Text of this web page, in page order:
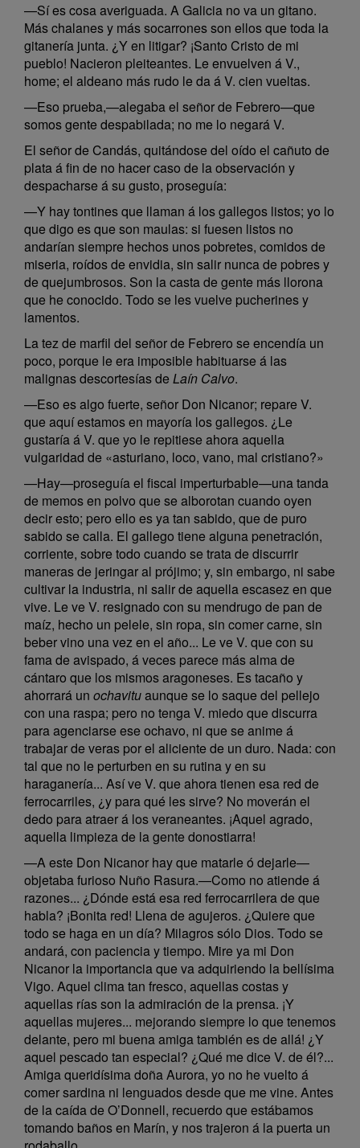
—Sí es cosa averiguada. A Galicia no va un gitano.
Más chalanes y más socarrones son ellos que toda la
gitanería junta. ¿Y en litigar? ¡Santo Cristo de mi
pueblo! Nacieron pleiteantes. Le envuelven á V.,
home; el aldeano más rudo le da á V. cien vueltas.
—Eso prueba,—alegaba el señor de Febrero—que
somos gente despabilada; no me lo negará V.
El señor de Candás, quitándose del oído el cañuto de
plata á fin de no hacer caso de la observación y
despacharse á su gusto, proseguía:
—Y hay tontines que llaman á los gallegos listos; yo lo
que digo es que son maulas: si fuesen listos no
andarían siempre hechos unos pobretes, comidos de
miseria, roídos de envidia, sin salir nunca de pobres y
de quejumbrosos. Son la casta de gente más llorona
que he conocido. Todo se les vuelve pucherines y
lamentos.
La tez de marfil del señor de Febrero se encendía un
poco, porque le era imposible habituarse á las
malignas descortesías de Laín Calvo.
—Eso es algo fuerte, señor Don Nicanor; repare V.
que aquí estamos en mayoría los gallegos. ¿Le
gustaría á V. que yo le repitiese ahora aquella
vulgaridad de «asturiano, loco, vano, mal cristiano?»
—Hay—proseguía el fiscal imperturbable—una tanda
de memos en polvo que se alborotan cuando oyen
decir esto; pero ello es ya tan sabido, que de puro
sabido se calla. El gallego tiene alguna penetración,
corriente, sobre todo cuando se trata de discurrir
maneras de jeringar al prójimo; y, sin embargo, ni sabe
cultivar la industria, ni salir de aquella escasez en que
vive. Le ve V. resignado con su mendrugo de pan de
maíz, hecho un pelele, sin ropa, sin comer carne, sin
beber vino una vez en el año... Le ve V. que con su
fama de avispado, á veces parece más alma de
cántaro que los mismos aragoneses. Es tacaño y
ahorrará un ochavituaunque se lo saque del pellejo
con una raspa; pero no tenga V. miedo que discurra
para agenciarse ese ochavo, ni que se anime á
trabajar de veras por el aliciente de un duro. Nada: con
tal que no le perturben en su rutina y en su
haraganería... Así ve V. que ahora tienen esa red de
ferrocarriles, ¿y para qué les sirve? No moverán el
dedo para atraer á los veraneantes. ¡Aquel agrado,
aquella limpieza de la gente donostiarra!
—A este Don Nicanor hay que matarle ó dejarle—
objetaba furioso Nuño Rasura.—Como no atiende á
razones... ¿Dónde está esa red ferrocarrilera de que
habla? ¡Bonita red! Llena de agujeros. ¿Quiere que
todo se haga en un día? Milagros sólo Dios. Todo se
andará, con paciencia y tiempo. Mire ya mi Don
Nicanor la importancia que va adquiriendo la bellísima
Vigo. Aquel clima tan fresco, aquellas costas y
aquellas rías son la admiración de la prensa. ¡Y
aquellas mujeres... mejorando siempre lo que tenemos
delante, pero mi buena amiga también es de allá! ¿Y
aquel pescado tan especial? ¿Qué me dice V. de él?...
Amiga queridísima doña Aurora, yo no he vuelto á
comer sardina ni lenguados desde que me vine. Antes
de la caída de O’Donnell, recuerdo que estábamos
tomando baños en Marín, y nos trajeron á la puerta un